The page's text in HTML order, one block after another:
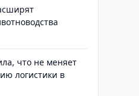
что не меняет
логистики в